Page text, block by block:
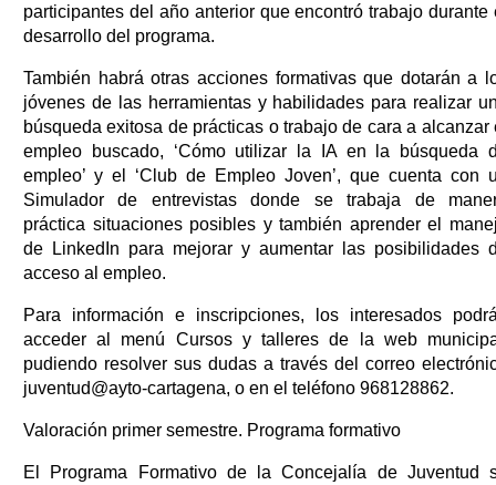
participantes del año anterior que encontró trabajo durante
desarrollo del programa.
También habrá otras acciones formativas que dotarán a
jóvenes de las herramientas y habilidades para realizar
búsqueda exitosa de prácticas o trabajo de cara a alcanzar
empleo buscado, ‘Cómo utilizar la IA en la búsqueda
empleo’ y el ‘Club de Empleo Joven’, que cuenta con
Simulador de entrevistas donde se trabaja de
práctica situaciones posibles y también aprender el
de LinkedIn para mejorar y aumentar las posibilidades
acceso al empleo.
Para información e inscripciones, los interesados
acceder al menú Cursos y talleres de la web
pudiendo resolver sus dudas a través del correo
juventud@ayto-cartagena, o en el teléfono 968128862.
Valoración primer semestre. Programa formativo
El Programa Formativo de la Concejalía de Juventud